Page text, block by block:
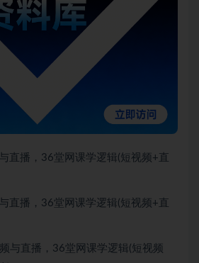
直播，36堂网课学逻辑(短视频+直
直播，36堂网课学逻辑(短视频+直